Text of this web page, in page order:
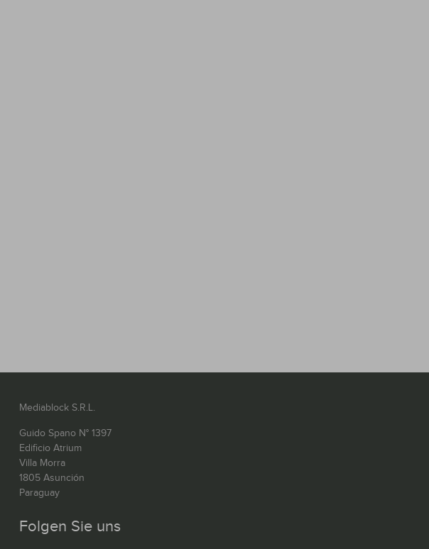
Mediablock S.R.L.
Guido Spano N° 1397
Edificio Atrium
Villa Morra
1805 Asunción
Paraguay
Folgen Sie uns